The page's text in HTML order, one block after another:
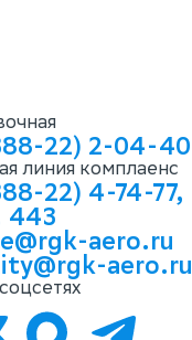
22) 2-04-40
линия комплаенс
22) 4-74-77,
443
aero.ru
aero.ru